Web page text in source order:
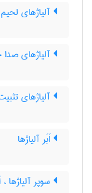
آلیاژهای
آلیاژهای
آلیاژهای
اَبَر آلیاژها
سوپر آلیاژها ،